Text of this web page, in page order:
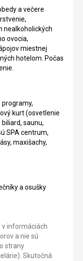
a večere
nealkoholických
ovocia,
miestnej
hotelom. Počas
kurt (osvetlenie
saunu,
SPA centrum,
maxišachy,
a osušky
v informáciách
a nie sú
strany
Skutočná